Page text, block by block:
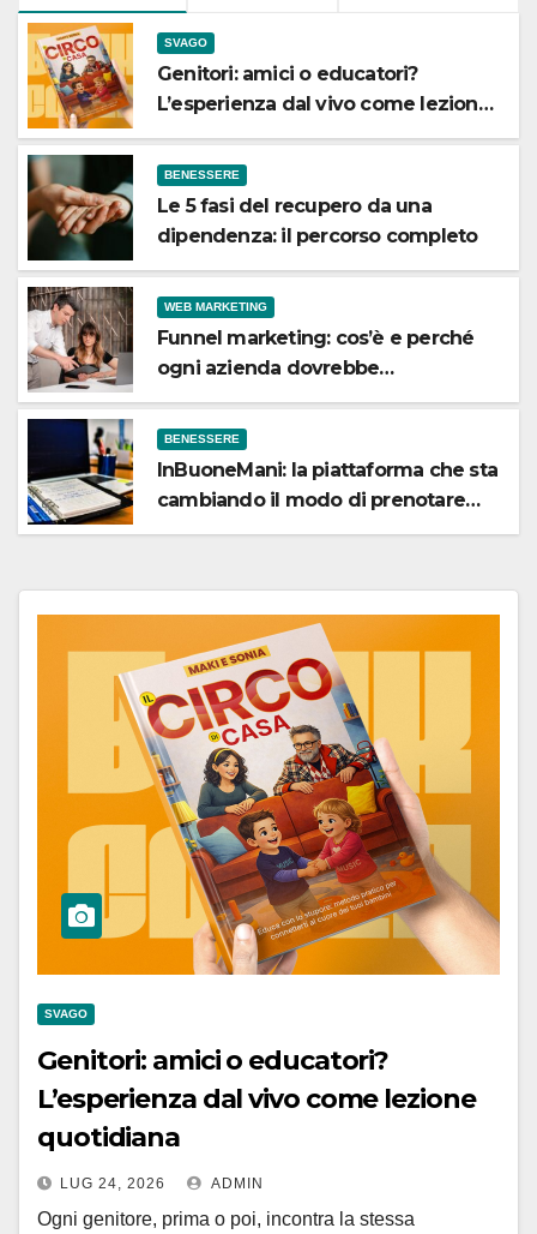
SVAGO
Genitori: amici o educatori?
L’esperienza dal vivo come lezione
quotidiana
BENESSERE
Le 5 fasi del recupero da una
dipendenza: il percorso completo
WEB MARKETING
Funnel marketing: cos’è e perché
ogni azienda dovrebbe
implementarlo
BENESSERE
InBuoneMani: la piattaforma che sta
cambiando il modo di prenotare
osteopati e fisioterapisti
SVAGO
Genitori: amici o educatori?
L’esperienza dal vivo come lezione
quotidiana
LUG 24, 2026 ADMIN
Ogni genitore, prima o poi, incontra la stessa